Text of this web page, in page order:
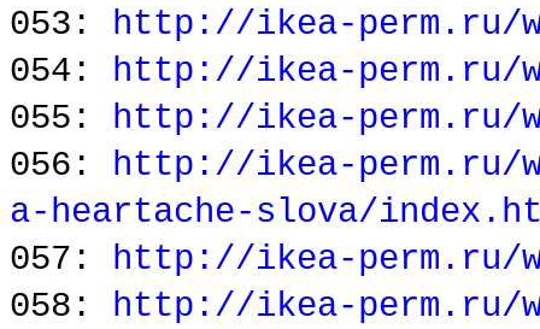
053: http://ikea-perm.ru/
054: http://ikea-perm.ru/
055: http://ikea-perm.ru/
056: http://ikea-perm.ru/
a-heartache-slova/
057: http://ikea-perm.ru/
058: http://ikea-perm.ru/